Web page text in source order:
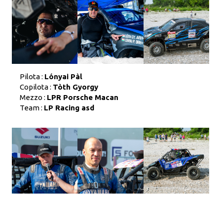
Pilota : Lónyai Pàl
Copilota : Tòth Gyorgy
Mezzo : LPR Porsche Macan
Team : LP Racing asd